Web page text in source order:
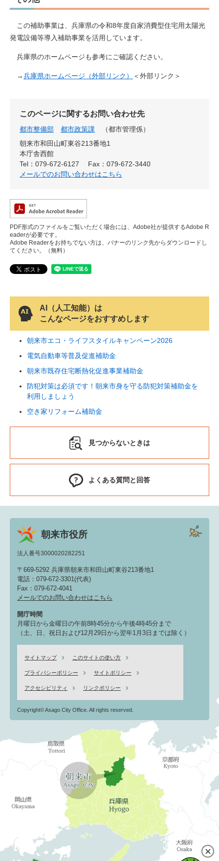
​ この補助事業は、兵庫県の令和8年度自家消費型住宅用太陽光
発電設備等導入補助事業を活用しています。
兵庫県のホームページも参考にご確認ください。
→兵庫県ホームページ（外部リンク） ＜外部リンク＞
このページに関するお問い合わせ先
都市整備部 都市政策課
都市管理係
朝来市和田山町東谷213番地1
本庁舎西館
Tel：079-672-6127
Fax：079-672-3440
メールでのお問い合わせはこちら
PDF形式のファイルをご覧いただく場合には、Adobe社が提供するAdobe R
eaderが必要です。
Adobe Readerをお持ちでない方は、バナーのリンク先からダウンロードし
てください。（無料）
AI（人工知能）は
こんなページをおすすめします
朝来市エコ・ライフスタイルキャンペーン2026
電気自動車等普及促進補助金
朝来市既存住宅断熱化促進事業補助金
防犯対策は必須です！朝来市身を守る防犯対策補助金を
利用しましょう
空き家リフォーム補助金
見つからないときは
よくある質問と回答
朝来市役所
法人番号3000020282251
〒669-5292 兵庫県朝来市和田山町東谷213番地1
電話：079-672-3301(代表)
Fax：079-672-4041
メールでのお問い合わせはこちら
開庁時間
月曜日から金曜日の午前8時45分から午後4時45分まで
（土、日、祝日および12月29日から翌年1月3日までは除く）
サイトマップ このサイトの使い方
プライバシーポリシー サイトポリシー
アクセシビリティ リンクポリシー
Copyright© Asago City Office. All rights reserved.